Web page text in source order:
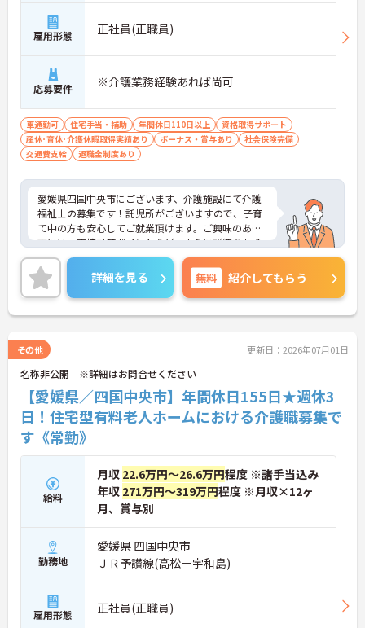
雇用形態 正社員(正職員)
応募要件 ※介護業務経験あれば尚可
車通勤可 住宅手当・補助 年間休日110日以上
資格取得サポート
産休･育休･介護休暇取得実績あり
ボーナス・賞与あり
社会保険完備
交通費支給
退職金制度あり
愛媛県四国中央市にございます、介護施設にて介護
福祉士の募集です！託児所がございますので、子育
て中の方も安心してご就業頂けます。ご興味のある
方には、面接対策ポイントなど、さらに詳細をお話
しいたしますのでお気軽にご相談ください！
詳細を見る 無料 紹介してもらう
その他 更新日：2026年07月01日
名称非公開 ※詳細はお問合せください
【愛媛県／四国中央市】年間休日155日★週休3
日！住宅型有料老人ホームにおける介護職募集で
す《常勤》
給料
月収 22.6万円～26.6万円程度 ※諸手当込み
年収 271万円～319万円程度 ※月収×12ヶ
月、賞与別
勤務地
愛媛県 四国中央市
ＪＲ予讃線(高松－宇和島)
雇用形態 正社員(正職員)